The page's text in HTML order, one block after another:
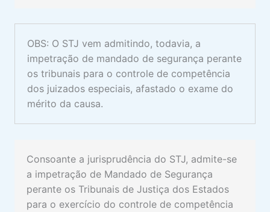
OBS: O STJ vem admitindo, todavia, a
impetração de mandado de segurança perante
os tribunais para o controle de competência
dos juizados especiais, afastado o exame do
mérito da causa.
Consoante a jurisprudência do STJ, admite-se
a impetração de Mandado de Segurança
perante os Tribunais de Justiça dos Estados
para o exercício do controle de competência